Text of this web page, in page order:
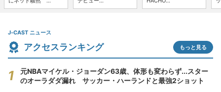
J-CAST ニュース
アクセスランキング もっと見る
元NBAマイケル・ジョーダン63歳、体形も変わらず...スター
のオーラダダ漏れ サッカー・ハーランドと最強2ショット